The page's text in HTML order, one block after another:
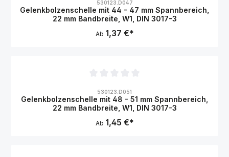
530123.D047
Gelenkbolzenschelle mit 44 - 47 mm Spannbereich,
22 mm Bandbreite, W1, DIN 3017-3
Ab 1,37 €*
530123.D051
Gelenkbolzenschelle mit 48 - 51 mm Spannbereich,
22 mm Bandbreite, W1, DIN 3017-3
Ab 1,45 €*